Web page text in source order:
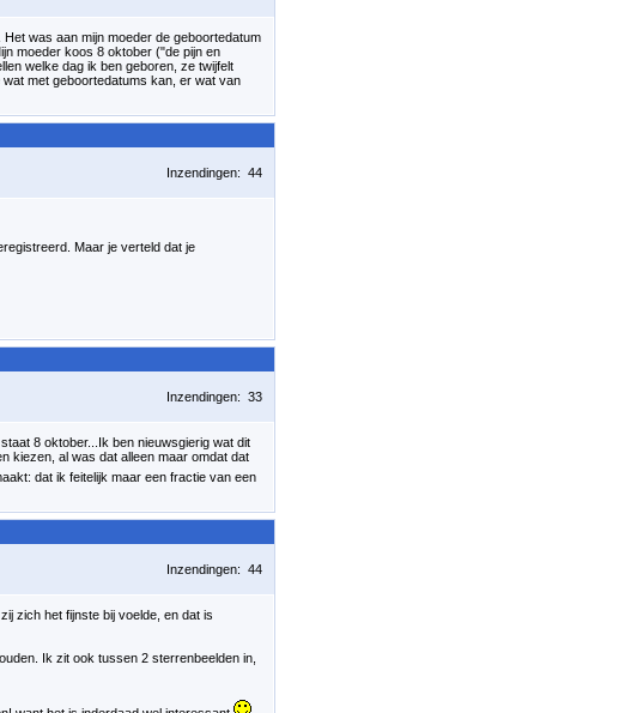
was aan mijn moeder de geboortedatum
moeder koos 8 oktober ("de pijn en
welke dag ik ben geboren, ze twijfelt
met geboortedatums kan, er wat van
Inzendingen: 44
Maar je verteld dat je
Inzendingen: 33
8 oktober...Ik ben nieuwsgierig wat dit
kiezen, al was dat alleen maar omdat dat
dat ik feitelijk maar een fractie van een
Inzendingen: 44
zich het fijnste bij voelde, en dat is
Ik zit ook tussen 2 sterrenbeelden in,